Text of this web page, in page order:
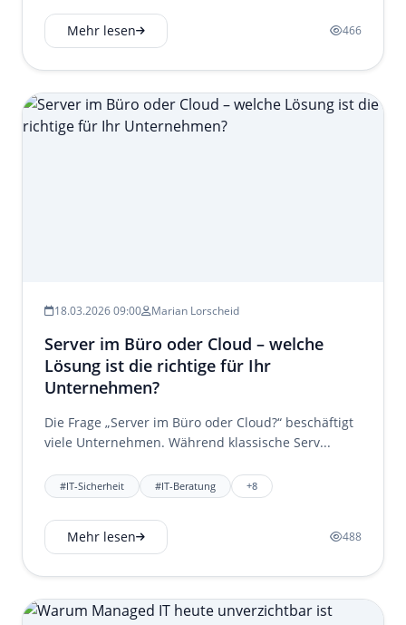
Mehr lesen 466
18.03.2026 09:00 Marian Lorscheid
Server im Büro oder Cloud – welche
Lösung ist die richtige für Ihr
Unternehmen?
Die Frage „Server im Büro oder Cloud?“ beschäftigt
viele Unternehmen. Während klassische Serv...
#IT-Sicherheit #IT-Beratung +8
Mehr lesen 488